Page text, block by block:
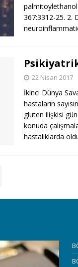
367:3312-25. 2.
22 Nisan 2017
İkinci Dünya
hastaların
gluten ilişkisi
konuda
hastalıklarda